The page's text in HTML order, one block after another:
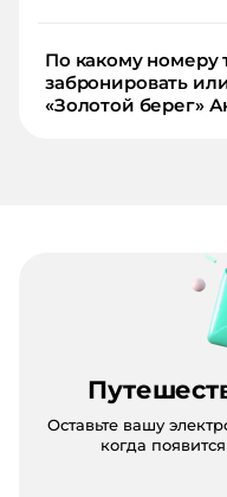
По какому номеру
забронировать
«Золотой берег»
Оставьте вашу
когда